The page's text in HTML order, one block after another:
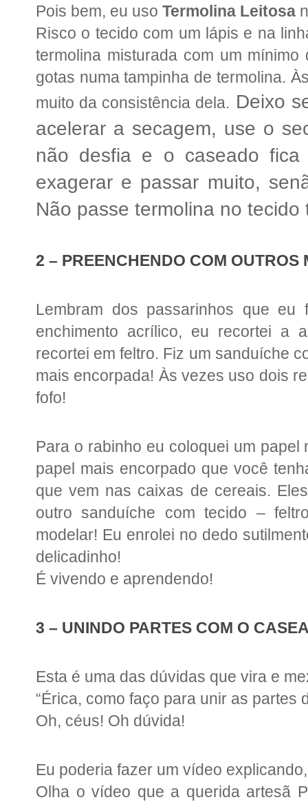
Pois bem, eu uso Termolina Leitosa
Risco o tecido com um lápis e na
termolina misturada com um
gotas numa tampinha de termolina.
muito da consistência dela. Deixo
acelerar a secagem, use o
não desfia e o caseado
exagerar e passar muito,
Não passe termolina no
2 – PREENCHENDO COM OUTROS
Lembram dos passarinhos que
enchimento acrílico, eu recortei a
recortei em feltro. Fiz um sanduíche
mais encorpada! Às vezes uso dois
fofo!
Para o rabinho eu coloquei um
papel mais encorpado que você
que vem nas caixas de cereais.
outro sanduíche com tecido –
modelar! Eu enrolei no dedo
delicadinho!
É vivendo e aprendendo!
3 – UNINDO PARTES COM O
Esta é uma das dúvidas que vira e
“Érica, como faço para unir as partes
Oh, céus! Oh dúvida!
Eu poderia fazer um vídeo
Olha o vídeo que a querida artesã